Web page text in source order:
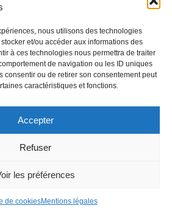
nous utilisons des technologies
et/ou accéder aux informations des
à ces technologies nous permettra de traiter
de navigation ou les ID uniques
consentir ou de retirer son consentement peut
caractéristiques et fonctions.
Accepter
Refuser
les préférences
de cookiesMentions légales
NOUS SUR